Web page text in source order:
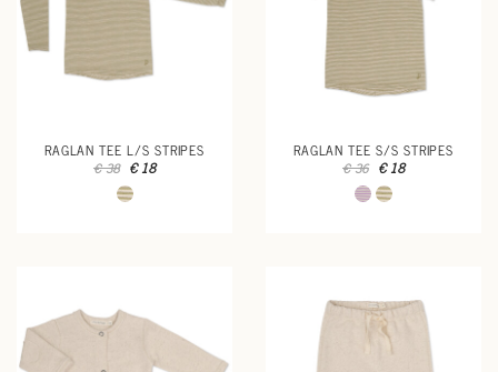
RAGLAN TEE L/S STRIPES
€ 38 € 18
RAGLAN TEE S/S STRIPES
€ 36 € 18